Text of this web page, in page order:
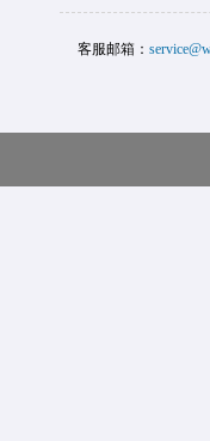
客服邮箱：